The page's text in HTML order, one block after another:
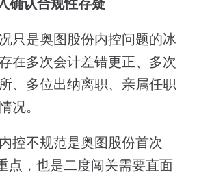
确认合规性存疑
只是奥图股份内控问题的冰
在多次会计差错更正、多次
、多位出纳离职、亲属任职
况。
控不规范是奥图股份首次
点，也是二度闯关需要直面